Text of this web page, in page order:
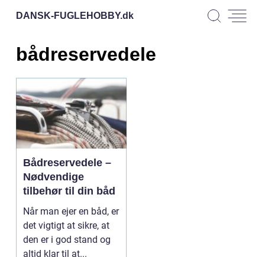
DANSK-FUGLEHOBBY.dk
bådreservedele
Bådreservedele –
Nødvendige
tilbehør til din båd
Når man ejer en båd, er
det vigtigt at sikre, at
den er i god stand og
altid klar til at...